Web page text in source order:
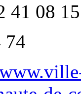
41 08 15
74